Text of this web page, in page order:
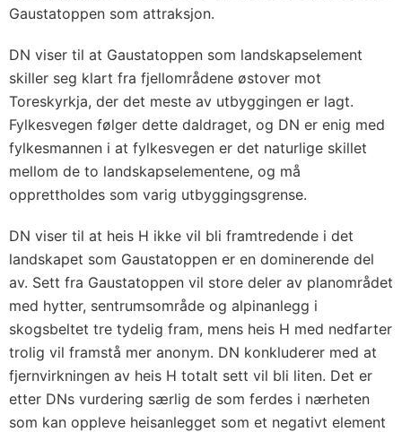
Gaustatoppen som attraksjon.
DN viser til at Gaustatoppen som landskapselement
skiller seg klart fra fjellområdene østover mot
Toreskyrkja, der det meste av utbyggingen er lagt.
Fylkesvegen følger dette daldraget, og DN er enig med
fylkesmannen i at fylkesvegen er det naturlige skillet
mellom de to landskapselementene, og må
opprettholdes som varig utbyggingsgrense.
DN viser til at heis H ikke vil bli framtredende i det
landskapet som Gaustatoppen er en dominerende del
av. Sett fra Gaustatoppen vil store deler av planområdet
med hytter, sentrumsområde og alpinanlegg i
skogsbeltet tre tydelig fram, mens heis H med nedfarter
trolig vil framstå mer anonym. DN konkluderer med at
fjernvirkningen av heis H totalt sett vil bli liten. Det er
etter DNs vurdering særlig de som ferdes i nærheten
som kan oppleve heisanlegget som et negativt element